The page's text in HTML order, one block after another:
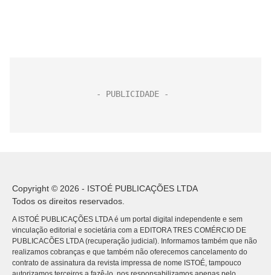
Copyright © 2026 - ISTOÉ PUBLICAÇÕES LTDA
Todos os direitos reservados.
A ISTOÉ PUBLICAÇÕES LTDA é um portal digital independente e sem
vinculação editorial e societária com a EDITORA TRES COMÉRCIO DE
PUBLICACÕES LTDA (recuperação judicial). Informamos também que não
realizamos cobranças e que também não oferecemos cancelamento do
contrato de assinatura da revista impressa de nome ISTOÉ, tampouco